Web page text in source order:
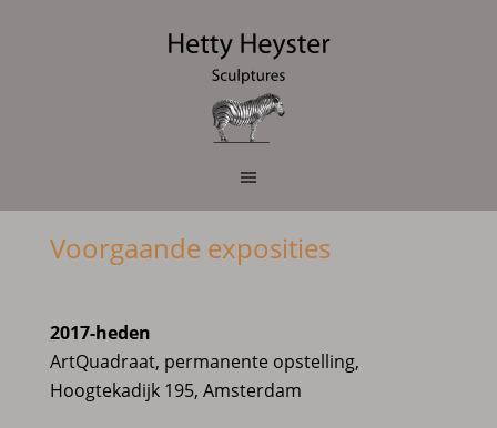
Voorgaande exposities
2017-heden
ArtQuadraat, permanente opstelling,
Hoogtekadijk 195, Amsterdam